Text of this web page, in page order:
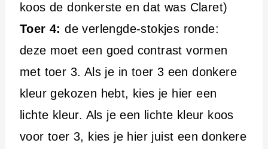
koos de donkerste en dat was Claret)
Toer 4:de verlengde-stokjes ronde:
deze moet een goed contrast vormen
met toer 3. Als je in toer 3 een donkere
kleur gekozen hebt, kies je hier een
lichte kleur. Als je een lichte kleur koos
voor toer 3, kies je hier juist een donkere